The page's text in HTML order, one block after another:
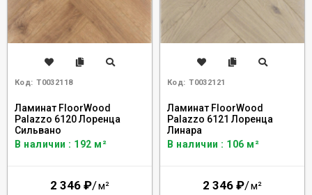
Код: Т0032118
Ламинат FloorWood
Palazzo 6120 Лоренца
Сильвано
В наличии : 192 м²
2 346 ₽/м²
Код: Т0032121
Ламинат FloorWood
Palazzo 6121 Лоренца
Линара
В наличии : 106 м²
2 346 ₽/м²